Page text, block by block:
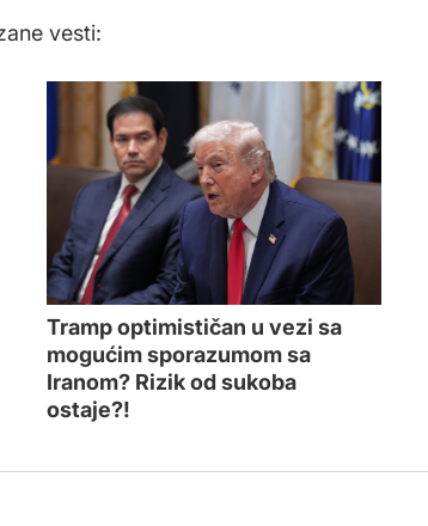
vesti:
Tramp optimističan u vezi sa
mogućim sporazumom sa
Iranom? Rizik od sukoba
ostaje?!